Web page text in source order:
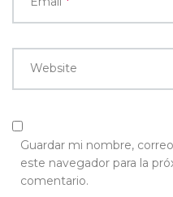
Website
Guardar mi nombre,
este navegador para la
comentario.